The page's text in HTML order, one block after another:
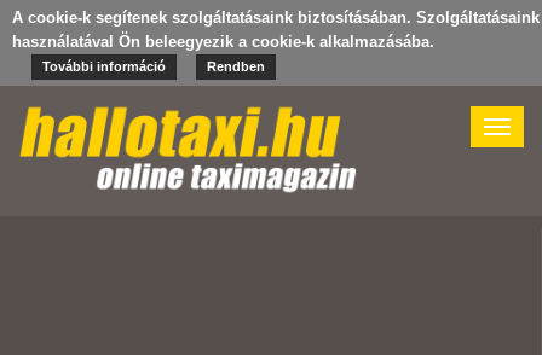
A cookie-k segítenek szolgáltatásaink biztosításában. Szolgáltatásaink
használatával Ön beleegyezik a cookie-k alkalmazásába.
További információ Rendben
Toggle